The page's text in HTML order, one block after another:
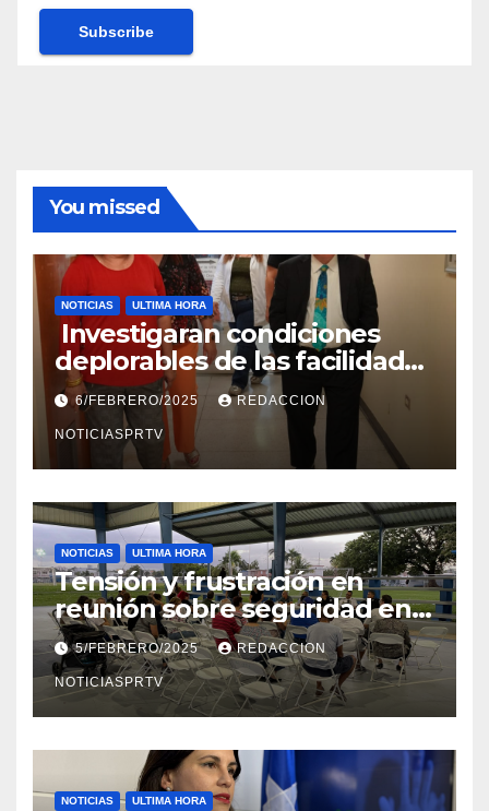
You missed
NOTICIAS ULTIMA HORA
Investigaran condiciones
deplorables de las facilidades
el Departamento de la Salud
en Mayagüez
6/FEBRERO/2025 REDACCION
NOTICIASPRTV
NOTICIAS ULTIMA HORA
Tensión y frustración en
reunión sobre seguridad en
Reparto Metropolitano
5/FEBRERO/2025 REDACCION
NOTICIASPRTV
NOTICIAS ULTIMA HORA